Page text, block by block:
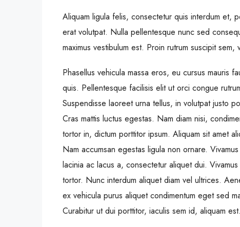
Aliquam ligula felis, consectetur quis interdum et,
erat volutpat. Nulla pellentesque nunc sed
maximus vestibulum est. Proin rutrum suscipit
Phasellus vehicula massa eros, eu cursus mauris
quis. Pellentesque facilisis elit ut orci congue
Suspendisse laoreet urna tellus, in volutpat justo
Cras mattis luctus egestas. Nam diam nisi,
tortor in, dictum porttitor ipsum. Aliquam sit amet
Nam accumsan egestas ligula non ornare.
lacinia ac lacus a, consectetur aliquet dui.
tortor. Nunc interdum aliquet diam vel ultrices.
ex vehicula purus aliquet condimentum eget sed
Curabitur ut dui porttitor, iaculis sem id, aliquam est.